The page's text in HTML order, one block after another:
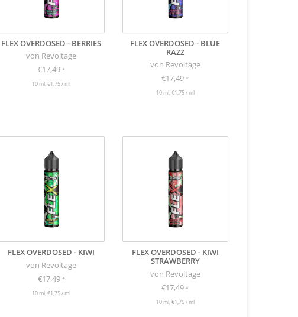
FLEX OVERDOSED - BERRIES
von Revoltage
€17,49 *
10 ml, €1,75 / ml
FLEX OVERDOSED - BLUE
RAZZ
von Revoltage
€17,49*
10 ml, €1,75 / ml
FLEX OVERDOSED - KIWI
von Revoltage
€17,49 *
10 ml, €1,75 / ml
FLEX OVERDOSED - KIWI
STRAWBERRY
von Revoltage
€17,49*
10 ml, €1,75 / ml